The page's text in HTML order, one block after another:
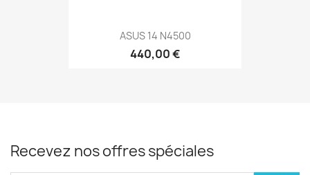
ASUS 14 N4500
440,00 €
Recevez nos offres spéciales